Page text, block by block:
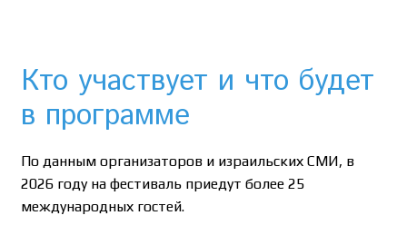
Кто участвует и что будет
в программе
По данным организаторов и израильских СМИ, в
2026 году на фестиваль приедут более 25
международных гостей.